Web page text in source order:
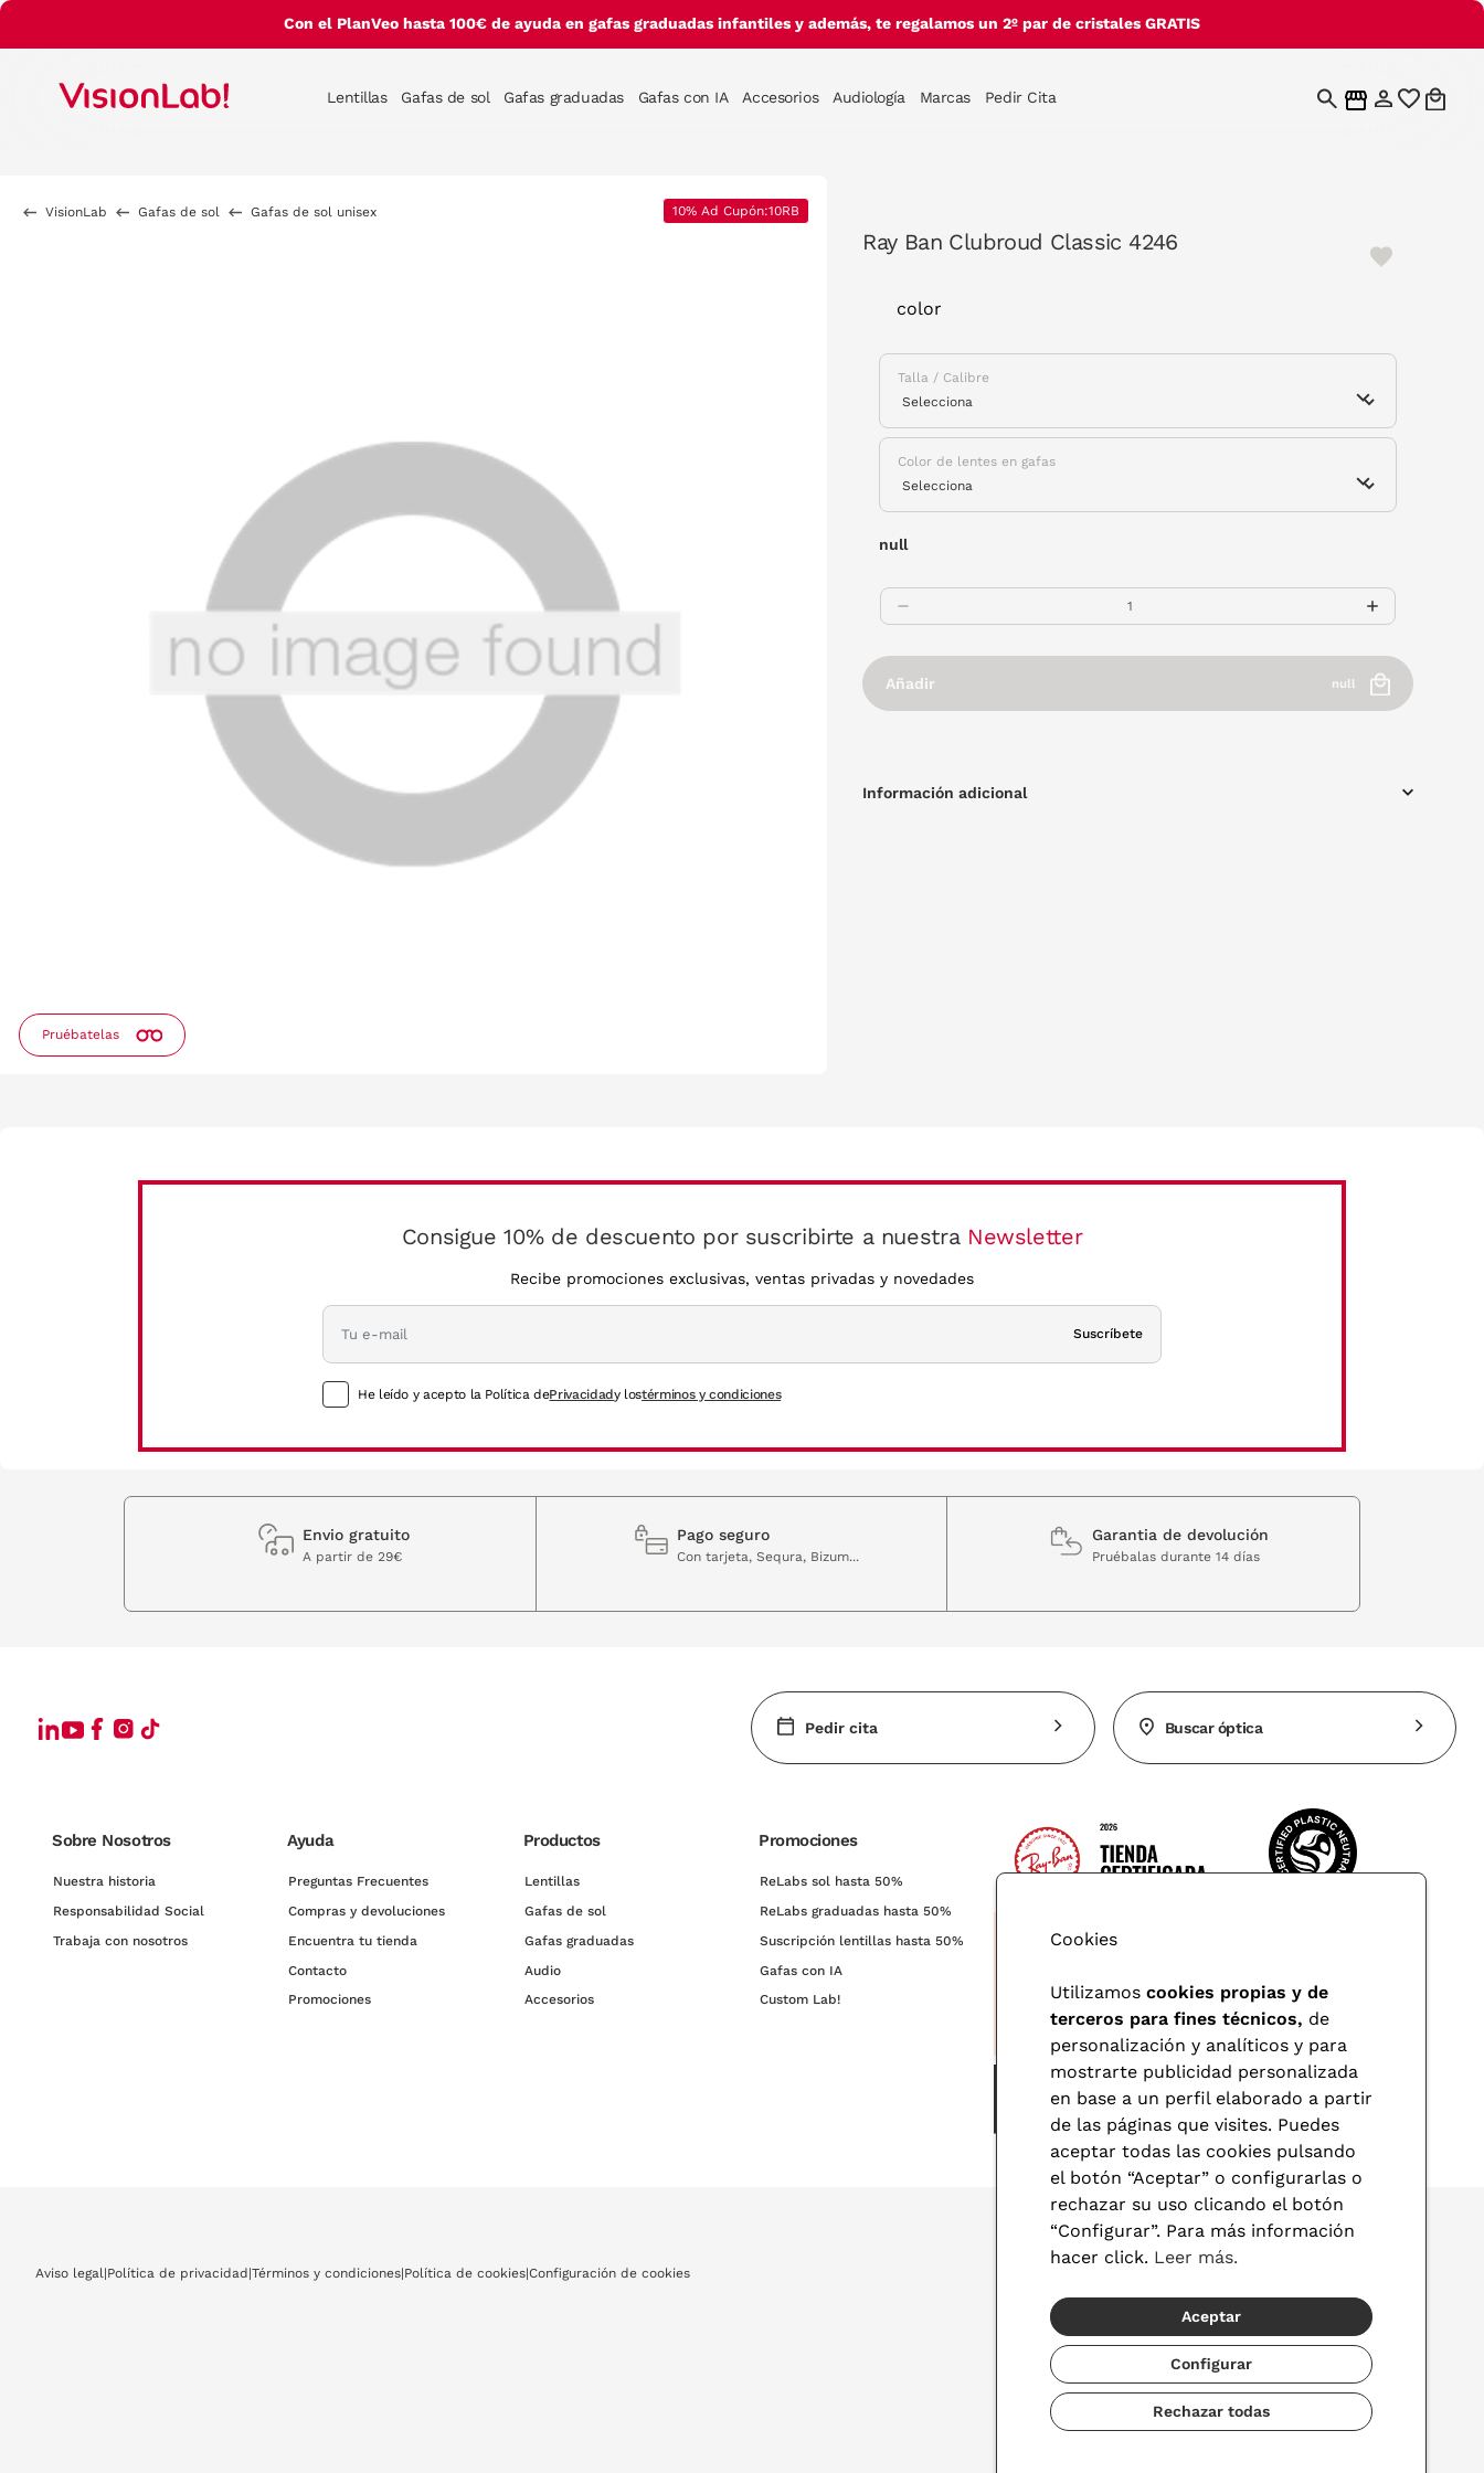
Con el PlanVeo hasta 100€ de ayuda en gafas graduadas infantiles y además, te regalamos un 2º par de cristales GRATIS
Lentillas Gafas de sol Gafas graduadas Gafas con IA Accesorios Audiología Marcas Pedir Cita
VisionLab Gafas de sol Gafas de sol unisex 10% Ad Cupón:10RB
Pruébatelas
Ray Ban Clubroud Classic 4246
color
Talla / Calibre
Color de lentes en gafas
null
Añadir null
Información adicional
Consigue 10% de descuento por suscribirte a nuestra Newsletter
Recibe promociones exclusivas, ventas privadas y novedades
Suscríbete
He leído y acepto la Política dePrivacidady lostérminos y condiciones
Envio gratuito
A partir de 29€
Pago seguro
Con tarjeta, Sequra, Bizum...
Garantia de devolución
Pruébalas durante 14 días
Pedir cita Buscar óptica
Sobre Nosotros
Nuestra historia
Responsabilidad Social
Trabaja con nosotros
Ayuda
Preguntas Frecuentes
Compras y devoluciones
Encuentra tu tienda
Contacto
Promociones
Productos
Lentillas
Gafas de sol
Gafas graduadas
Audio
Accesorios
Promociones
ReLabs sol hasta 50%
ReLabs graduadas hasta 50%
Suscripción lentillas hasta 50%
Gafas con IA
Custom Lab!
Aviso legal |Política de privacidad|Términos y condiciones|Política de cookies|Configuración de cookies
© 2026 Visionlab
Cookies
Utilizamos cookies propias y de
terceros para fines técnicos, de
personalización y analíticos y para
mostrarte publicidad personalizada
en base a un perfil elaborado a partir
de las páginas que visites. Puedes
aceptar todas las cookies pulsando
el botón “Aceptar” o configurarlas o
rechazar su uso clicando el botón
“Configurar”. Para más información
hacer click. Leer más.
Aceptar
Configurar
Rechazar todas